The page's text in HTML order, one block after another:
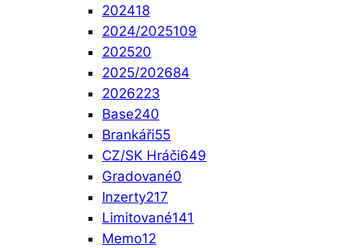
202418
2024/2025109
202520
2025/202684
2026223
Base240
Brankáři55
CZ/SK Hráči649
Gradované0
Inzerty217
Limitované141
Memo12